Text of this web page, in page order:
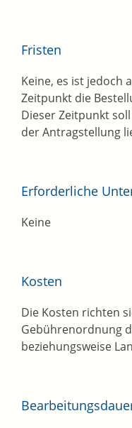
Fristen
Keine, es ist jedoch
Zeitpunkt die
Dieser Zeitpunkt
der Antragstellung
Erforderliche
Keine
Kosten
Die Kosten richten
Gebührenordnung
beziehungsweise